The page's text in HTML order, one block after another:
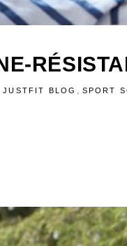
JUSTFIT BLOG SPORT